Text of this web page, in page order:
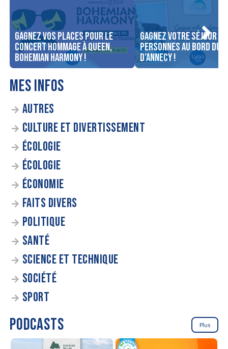
Gagnez vos places pour le
concert Hommage à Queen,
Bohemian Harmony !
Gagnez votre séjour
personnes au bord du
d’Annecy !
MES INFOS
AUTRES
CULTURE ET DIVERTISSEMENT
ÉCOLOGIE
ÉCOLOGIE
ÉCONOMIE
FAITS DIVERS
POLITIQUE
SANTÉ
SCIENCE ET TECHNIQUE
SOCIÉTÉ
SPORT
PODCASTS Plus